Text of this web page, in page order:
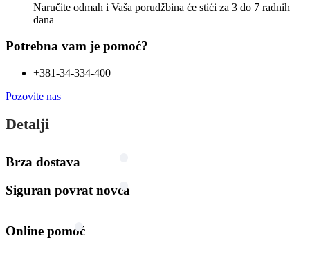
Naručite odmah i Vaša porudžbina će stići za 3 do 7 radnih
dana
Potrebna vam je pomoć?
+381-34-334-400
Pozovite nas
Detalji
Brza dostava
Siguran povrat novca
Online pomoć